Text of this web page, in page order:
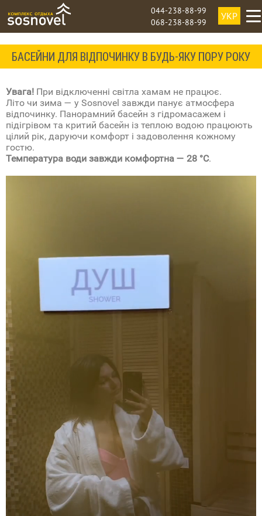
044-238-88-99
068-238-88-99
УКР
БАСЕЙНИ ДЛЯ ВІДПОЧИНКУ В БУДЬ-ЯКУ ПОРУ РОКУ
Увага! При відключенні світла хамам не працює.
Літо чи зима — у Sosnovel завжди панує атмосфера
відпочинку. Панорамний басейн з гідромасажем і
підігрівом та критий басейн із теплою водою працюють
цілий рік, даруючи комфорт і задоволення кожному
гостю.
Температура води завжди комфортна — 28 °C.